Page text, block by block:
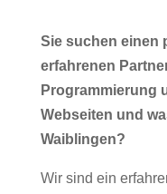
Sie suchen einen
erfahrenen
Programmierung
Webseiten und
Waiblingen?
Wir sind ein